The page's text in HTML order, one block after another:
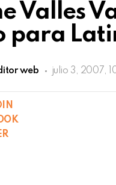
Valles
para
web julio 3, 2007,